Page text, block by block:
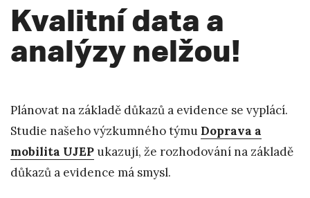
Kvalitní data a
analýzy nelžou!
Plánovat na základě důkazů a evidence se vyplácí.
Studie našeho výzkumného týmu Doprava a
mobilita UJEP ukazují, že rozhodování na základě
důkazů a evidence má smysl.